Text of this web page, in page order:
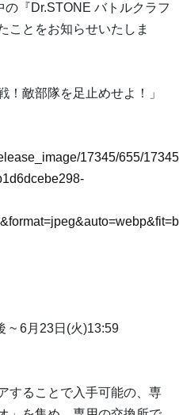
『Dr.STONE バトルクラフ
ことをお知らせいたしま
！敵部隊を足止めせよ！」
17345/655/
~ 6月23日(火)13:59
することで入手可能の、専